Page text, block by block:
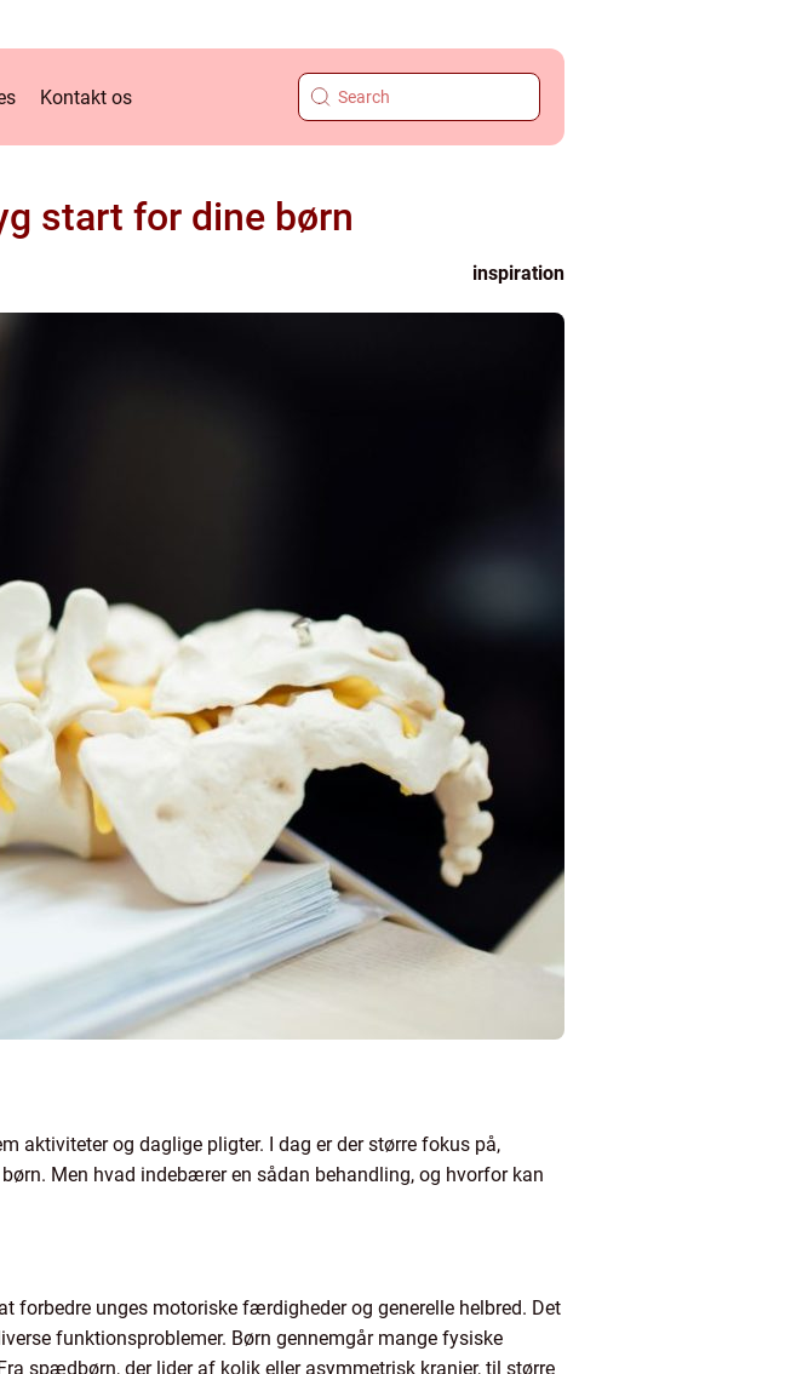
Kontakt os
start for dine børn
inspiration
aktiviteter og daglige pligter. I dag er der større fokus på,
Men hvad indebærer en sådan behandling, og hvorfor kan
forbedre unges motoriske færdigheder og generelle helbred. Det
funktionsproblemer. Børn gennemgår mange fysiske
spædbørn, der lider af kolik eller asymmetrisk kranier, til større